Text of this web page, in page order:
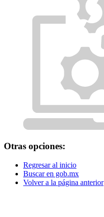
Otras opciones:
Regresar al inicio
Buscar en gob.mx
Volver a la página anterior